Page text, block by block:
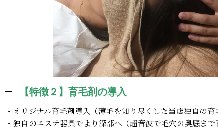
【特徴２】育毛剤の導入
・オリジナル育毛剤導入（薄毛を知り尽くした当店独自の育
・独自のエステ器具でより深部へ（超音波で毛穴の奥底ま